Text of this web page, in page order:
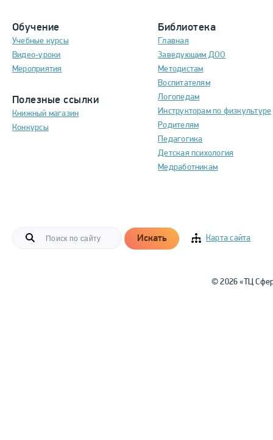
Обучение
Учебные курсы
Видео-уроки
Мероприятия
Полезные ссылки
Книжный магазин
Конкурсы
Библиотека
Главная
Заведующим ДОО
Методистам
Воспитателям
Логопедам
Инструкторам по физкультуре
Родителям
Педагогика
Детская психология
Медработникам
Искать Карта сайта
© 2026 «ТЦ